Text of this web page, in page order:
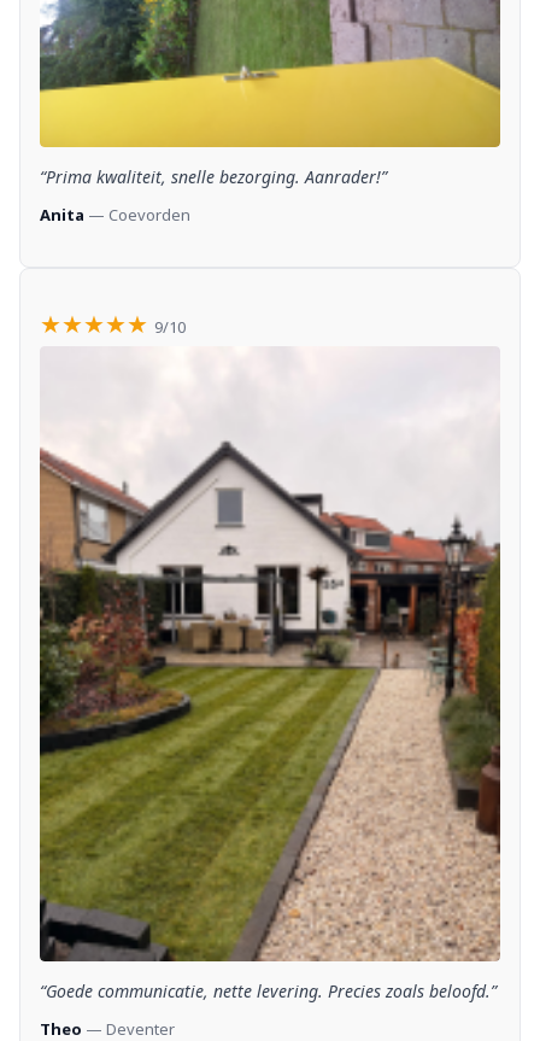
“Prima kwaliteit, snelle bezorging. Aanrader!”
Anita — Coevorden
★★★★★ 9/10
“Goede communicatie, nette levering. Precies zoals beloofd.”
Theo — Deventer